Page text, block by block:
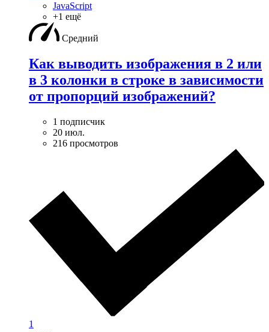
JavaScript
+1 ещё
Средний
Как выводить изображения в 2 или
в 3 колонки в строке в зависимости
от пропорций изображений?
1 подписчик
20 июл.
216 просмотров
1